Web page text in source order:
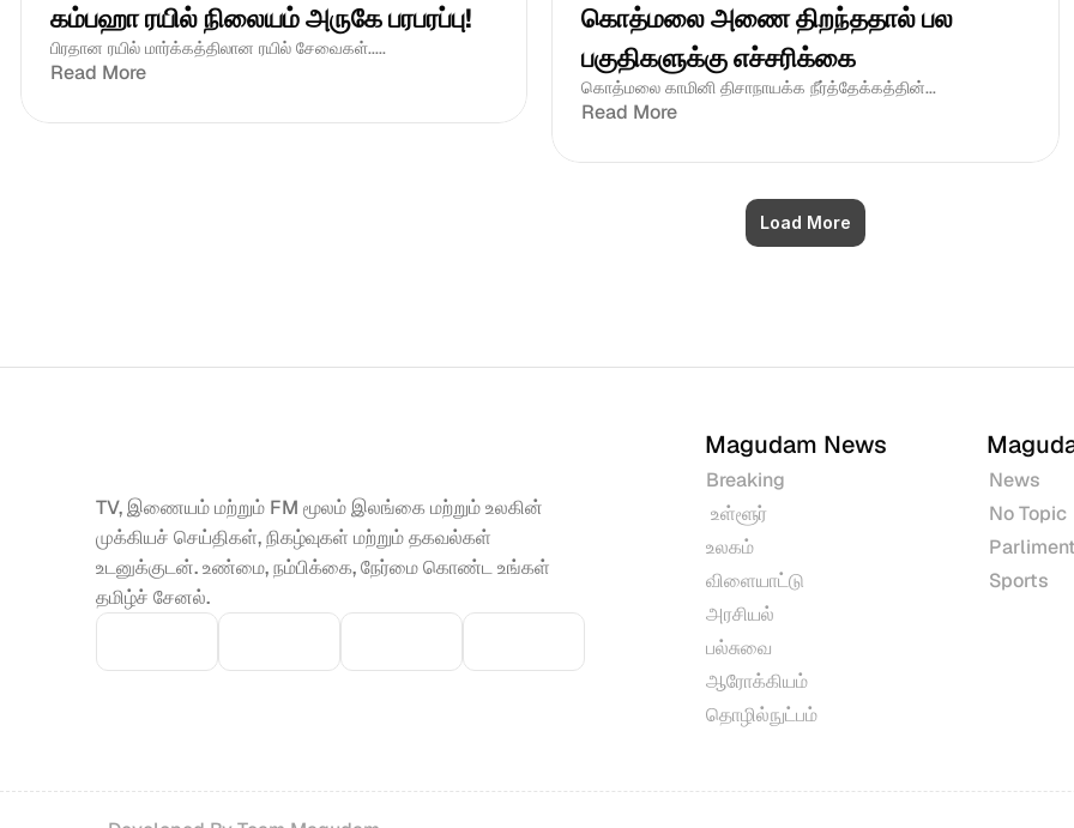
கம்பஹா ரயில் நிலையம் அருகே பரபரப்பு!
பிரதான ரயில் மார்க்கத்திலான ரயில் சேவைகள்.....
Read More
கொத்மலை அணை திறந்ததால் பல
பகுதிகளுக்கு எச்சரிக்கை
கொத்மலை காமினி திசாநாயக்க நீர்த்தேக்கத்தின்...
Read More
Load More
TV, இணையம் மற்றும் FM மூலம் இலங்கை மற்றும் உலகின்
முக்கியச் செய்திகள், நிகழ்வுகள் மற்றும் தகவல்கள்
உடனுக்குடன். உண்மை, நம்பிக்கை, நேர்மை கொண்ட உங்கள்
தமிழ்ச் சேனல்.
Magudam News
Breaking
உள்ளூர்
உலகம்
விளையாட்டு
அரசியல்
பல்சுவை
ஆரோக்கியம்
தொழில்நுட்பம்
News
No Topic
Sports